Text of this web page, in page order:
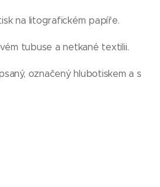
na litografickém papíře.
tubuse a netkané textilii.
označený hlubotiskem a s